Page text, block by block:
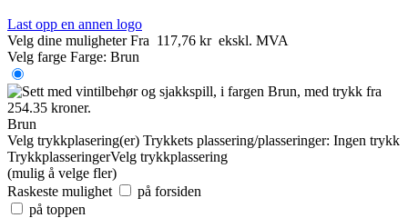
Last opp en annen logo
Velg dine muligheter Fra 117,76 kr ekskl. MVA
Velg farge Farge: Brun
Brun
Velg trykkplasering(er) Trykkets plassering/plasseringer: Ingen trykk
TrykkplasseringerVelg trykkplassering
(mulig å velge fler)
Raskeste mulighet
på forsiden
på toppen